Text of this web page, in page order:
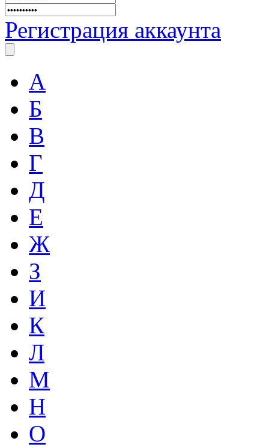
Регистрация аккаунта
А
Б
В
Г
Д
Е
Ж
З
И
К
Л
М
Н
О